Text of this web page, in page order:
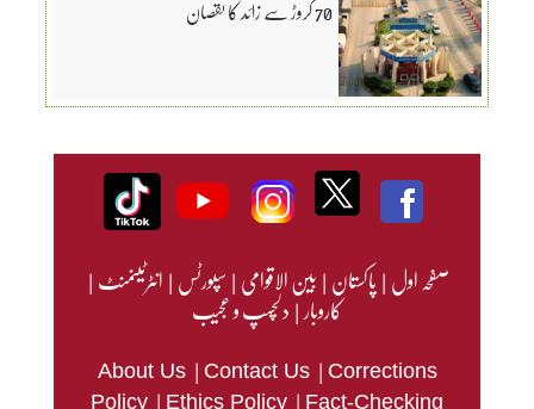
70 کروڑ سے زائد کا نقصان
صفحہ اول|پاکستان|بین الاقوامی|سپورٹس|انٹرٹینمنٹ|
کاروبار|دلچسپ و عجیب
About Us | Contact Us | Corrections
Policy
Ethics Policy Fact-Checking